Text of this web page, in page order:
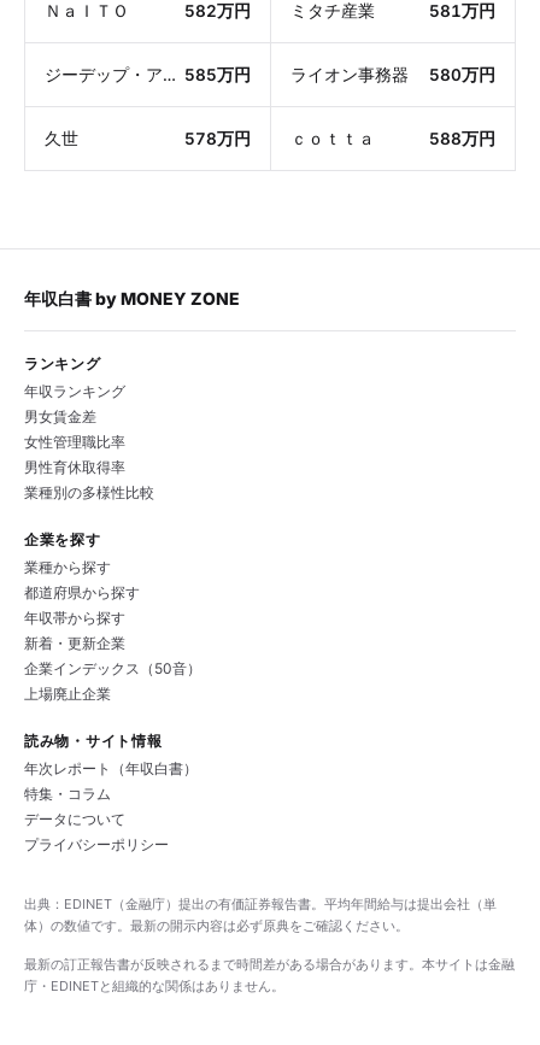
ＮａＩＴＯ 582万円 ミタチ産業 581万円
ジーデップ・アドバンス 585万円 ライオン事務器 580万円
久世 578万円 ｃｏｔｔａ 588万円
年収白書byMONEY ZONE
ランキング
年収ランキング
男女賃金差
女性管理職比率
男性育休取得率
業種別の多様性比較
企業を探す
業種から探す
都道府県から探す
年収帯から探す
新着・更新企業
企業インデックス（50音）
上場廃止企業
読み物・サイト情報
年次レポート（年収白書）
特集・コラム
データについて
プライバシーポリシー
出典：EDINET（金融庁）提出の有価証券報告書。平均年間給与は提出会社（単
体）の数値です。最新の開示内容は必ず原典をご確認ください。
最新の訂正報告書が反映されるまで時間差がある場合があります。本サイトは金融
庁・EDINETと組織的な関係はありません。